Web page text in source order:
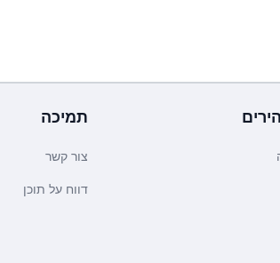
תמיכה
צור קשר
דווח על תוכן